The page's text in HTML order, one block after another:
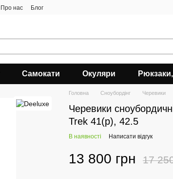
Про нас Блог
Самокати Окуляри
Головна Сноубордiнг Черевики
Черевики
Trek 41(р), 42.5
В наявності Написати відгук
13 800 грн 17